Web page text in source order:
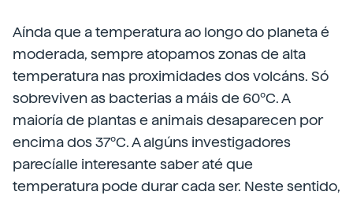
Aínda que a temperatura ao longo do planeta é
moderada, sempre atopamos zonas de alta
temperatura nas proximidades dos volcáns. Só
sobreviven as bacterias a máis de 60ºC. A
maioría de plantas e animais desaparecen por
encima dos 37ºC. A algúns investigadores
parecíalle interesante saber até que
temperatura pode durar cada ser. Neste sentido,